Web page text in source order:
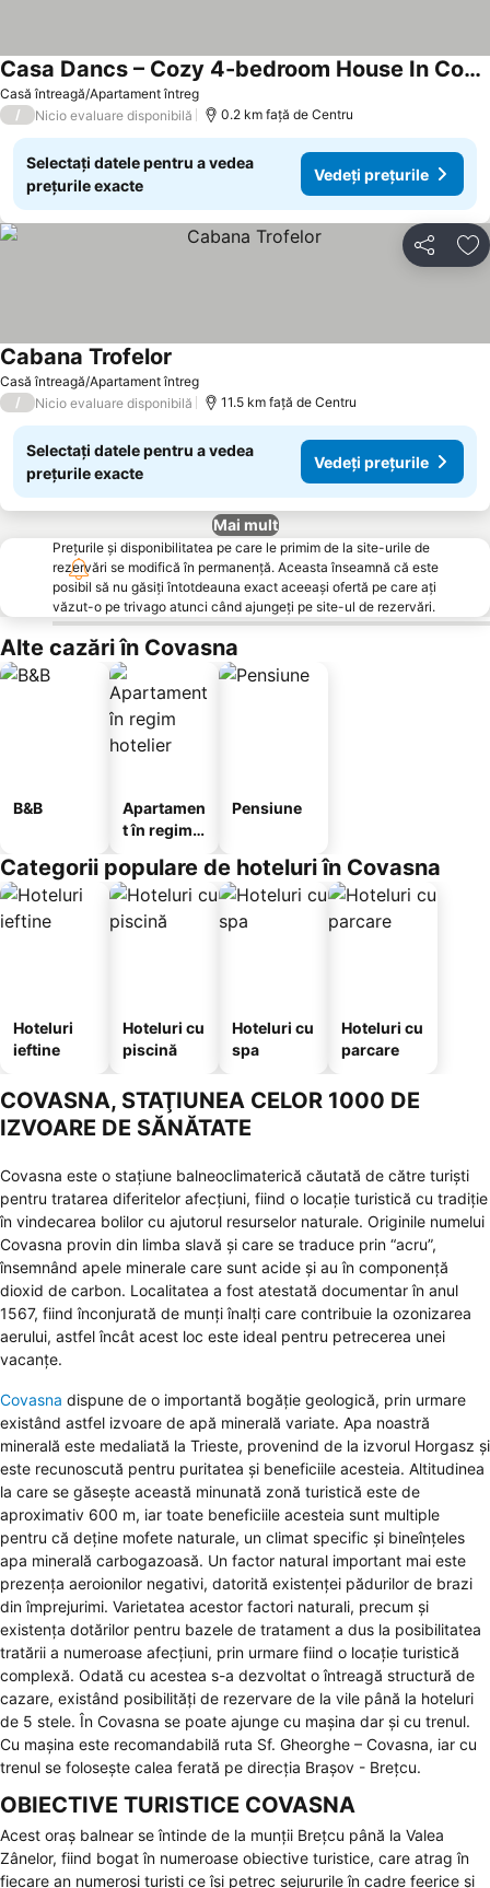
Casă întreagă/Apartament întreg
Casa Dancs – Cozy 4-bedroom House In Covasna
Vedeți prețurile
/ Nicio evaluare disponibilă 0.2 km faţă de Centru
Selectați datele pentru a vedea
prețurile exacte
Vedeți prețurile
Distribuiți
Casă întreagă/Apartament întreg
Cabana Trofelor
/ Nicio evaluare disponibilă 11.5 km faţă de Centru
Selectați datele pentru a vedea
prețurile exacte
Vedeți prețurile
Mai mult
Prețurile și disponibilitatea pe care le primim de la site-urile de
rezervări se modifică în permanență. Aceasta înseamnă că este
posibil să nu găsiți întotdeauna exact aceeași ofertă pe care ați
văzut-o pe trivago atunci când ajungeți pe site-ul de rezervări.
Alte cazări în Covasna
B&B
Apartamen
t în regim
Pensiune
Categorii populare de hoteluri în Covasna
Hoteluri
ieftine
Hoteluri cu
piscină
Hoteluri cu
spa
Hoteluri cu
parcare
COVASNA, STAŢIUNEA CELOR 1000 DE
IZVOARE DE SĂNĂTATE
Covasna este o stațiune balneoclimaterică căutată de către turiști
pentru tratarea diferitelor afecțiuni, fiind o locație turistică cu tradiție
în vindecarea bolilor cu ajutorul resurselor naturale. Originile numelui
Covasna provin din limba slavă și care se traduce prin “acru”,
însemnând apele minerale care sunt acide și au în componență
dioxid de carbon. Localitatea a fost atestată documentar în anul
1567, fiind înconjurată de munți înalți care contribuie la ozonizarea
aerului, astfel încât acest loc este ideal pentru petrecerea unei
vacanțe.
Covasna dispune de o importantă bogăție geologică, prin urmare
existând astfel izvoare de apă minerală variate. Apa noastră
minerală este medaliată la Trieste, provenind de la izvorul Horgasz și
este recunoscută pentru puritatea și beneficiile acesteia. Altitudinea
la care se găsește această minunată zonă turistică este de
aproximativ 600 m, iar toate beneficiile acesteia sunt multiple
pentru că deține mofete naturale, un climat specific și bineînțeles
apa minerală carbogazoasă. Un factor natural important mai este
prezența aeroionilor negativi, datorită existenței pădurilor de brazi
din împrejurimi. Varietatea acestor factori naturali, precum și
existența dotărilor pentru bazele de tratament a dus la posibilitatea
tratării a numeroase afecțiuni, prin urmare fiind o locație turistică
complexă. Odată cu acestea s-a dezvoltat o întreagă structură de
cazare, existând posibilități de rezervare de la vile până la hoteluri
de 5 stele. În Covasna se poate ajunge cu mașina dar și cu trenul.
Cu mașina este recomandabilă ruta Sf. Gheorghe – Covasna, iar cu
trenul se folosește calea ferată pe direcția Brașov - Brețcu.
OBIECTIVE TURISTICE COVASNA
Acest oraș balnear se întinde de la munții Brețcu până la Valea
Zânelor, fiind bogat în numeroase obiective turistice, care atrag în
fiecare an numeroși turiști ce își petrec sejururile în cadre feerice și